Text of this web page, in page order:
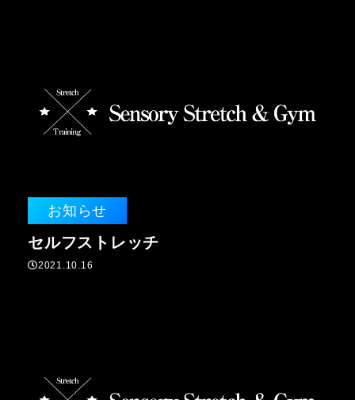
お知らせ
セルフストレッチ
2021.10.16